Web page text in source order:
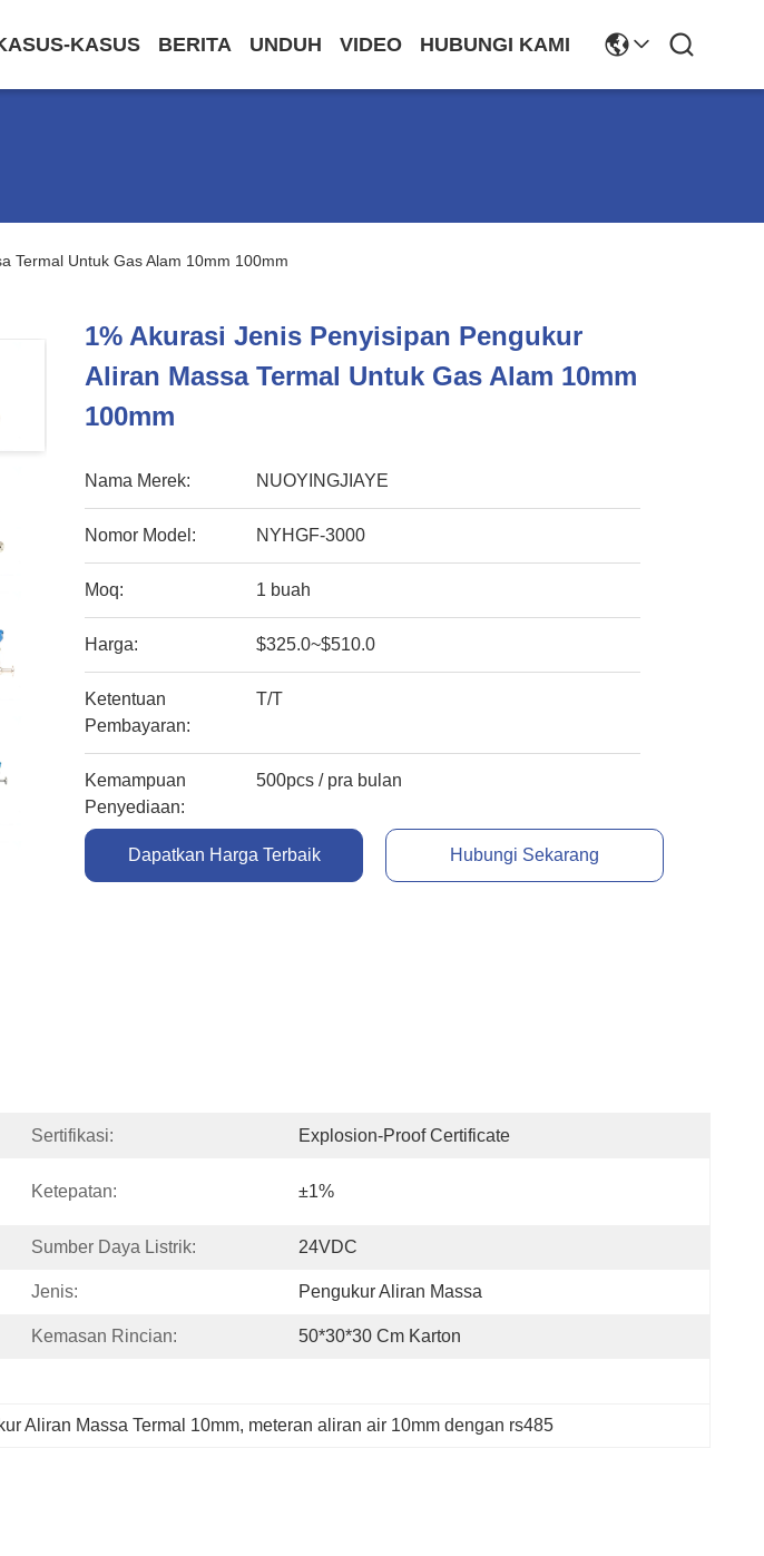
KASUS BERITA UNDUH VIDEO HUBUNGI KAMI
Termal Untuk Gas Alam 10mm 100mm
1% Akurasi Jenis Penyisipan Pengukur
Aliran Massa Termal Untuk Gas Alam 10mm
100mm
Nama Merek: NUOYINGJIAYE
Nomor Model: NYHGF-3000
Moq: 1 buah
Harga: $325.0~$510.0
Ketentuan
Pembayaran:
T/T
Kemampuan
Penyediaan:
500pcs / pra bulan
Dapatkan Harga Terbaik Hubungi Sekarang
Sertifikasi: Explosion-Proof Certificate
Ketepatan: ±1%
Sumber Daya Listrik: 24VDC
Jenis: Pengukur Aliran Massa
Kemasan Rincian: 50*30*30 Cm Karton
Aliran Massa Termal 10mm, meteran aliran air 10mm dengan rs485